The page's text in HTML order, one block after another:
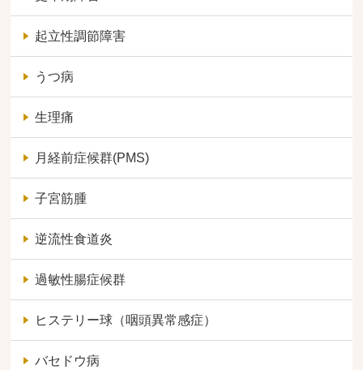
起立性調節障害
うつ病
生理痛
月経前症候群(PMS)
子宮筋腫
逆流性食道炎
過敏性腸症候群
ヒステリー球（咽頭異常感症）
バセドウ病